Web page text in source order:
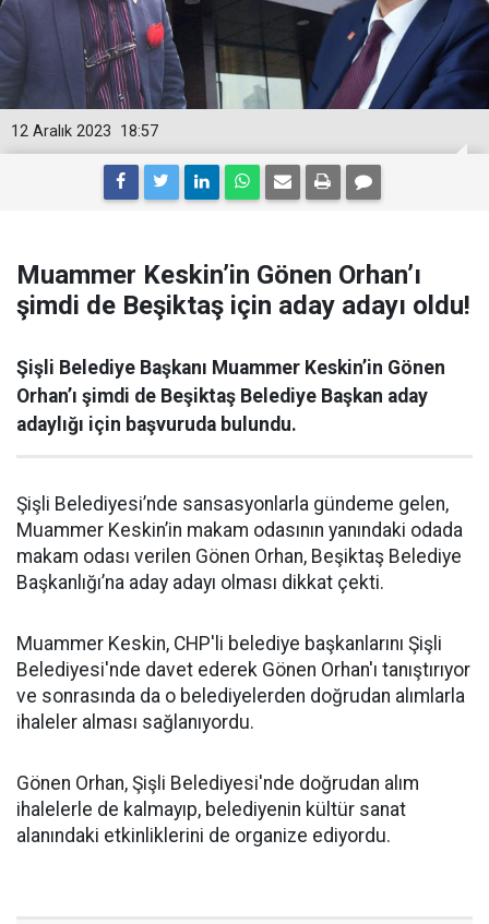
18:57
12 Aralık 2023
Muammer Keskin’in Gönen Orhan’ı
şimdi de Beşiktaş için aday adayı oldu!
Şişli Belediye Başkanı Muammer Keskin’in Gönen
Orhan’ı şimdi de Beşiktaş Belediye Başkan aday
adaylığı için başvuruda bulundu.
Şişli Belediyesi’nde sansasyonlarla gündeme gelen,
Muammer Keskin’in makam odasının yanındaki odada
makam odası verilen Gönen Orhan, Beşiktaş Belediye
Başkanlığı’na aday adayı olması dikkat çekti.
Muammer Keskin, CHP'li belediye başkanlarını Şişli
Belediyesi'nde davet ederek Gönen Orhan'ı tanıştırıyor
ve sonrasında da o belediyelerden doğrudan alımlarla
ihaleler alması sağlanıyordu.
Gönen Orhan, Şişli Belediyesi'nde doğrudan alım
ihalelerle de kalmayıp, belediyenin kültür sanat
alanındaki etkinliklerini de organize ediyordu.